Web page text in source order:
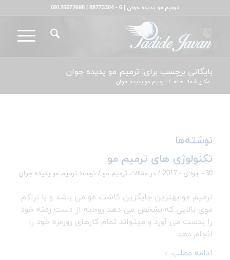
ترمیم مو پدیده جوان | 6 - 88773304 | 09125572698
بایگانی برچسب برای: ترمیم مو پدیده جوان
مکان شما: خانه / ترمیم مو پدیده جوان
نوشته‌ها
تکنولوژی های ترمیم مو
30 - جولای - 2017 / در مقالات ترمیم مو / توسط ترمیم مو پدیده جوان
ترمیم مو بهترین جایگزین کاشت مو می باشد و با تراکم
موی بالایی که بشخص می دهد روحیه از دست رفته خود
را بدست می آورد و میتواند تمام کارهای روزمره خود را
انجام دهد
ادامه مطلب